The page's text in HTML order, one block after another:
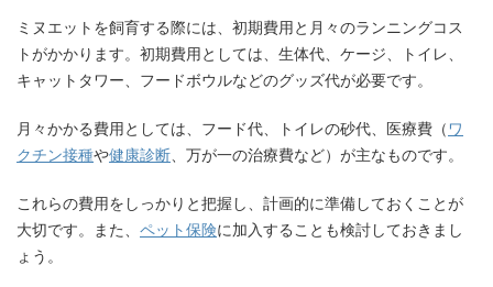
ミヌエットを飼育する際には、初期費用と月々のランニングコス
トがかかります。初期費用としては、生体代、ケージ、トイレ、
キャットタワー、フードボウルなどのグッズ代が必要です。
月々かかる費用としては、フード代、トイレの砂代、医療費（ ワ
クチン接種や健康診断 、万が一の治療費など）が主なものです。
これらの費用をしっかりと把握し、計画的に準備しておくことが
大切です。また、 ペット保険に加入することも検討しておきまし
ょう。